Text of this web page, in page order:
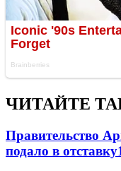
ЧИТАЙТЕ
Правительство
подало в отставку